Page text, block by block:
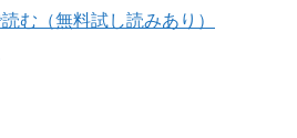
む（無料試し読みあり）